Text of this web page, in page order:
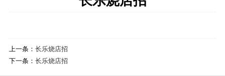
上一条： 长乐烧店招
下一条： 长乐烧店招